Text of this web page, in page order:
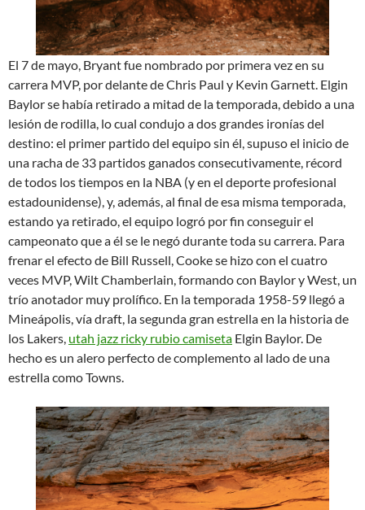
El 7 de mayo, Bryant fue nombrado por primera vez en su
carrera MVP, por delante de Chris Paul y Kevin Garnett. Elgin
Baylor se había retirado a mitad de la temporada, debido a una
lesión de rodilla, lo cual condujo a dos grandes ironías del
destino: el primer partido del equipo sin él, supuso el inicio de
una racha de 33 partidos ganados consecutivamente, récord
de todos los tiempos en la NBA (y en el deporte profesional
estadounidense), y, además, al final de esa misma temporada,
estando ya retirado, el equipo logró por fin conseguir el
campeonato que a él se le negó durante toda su carrera. Para
frenar el efecto de Bill Russell, Cooke se hizo con el cuatro
veces MVP, Wilt Chamberlain, formando con Baylor y West, un
trío anotador muy prolífico. En la temporada 1958-59 llegó a
Mineápolis, vía draft, la segunda gran estrella en la historia de
los Lakers, utah jazz ricky rubio camiseta Elgin Baylor. De
hecho es un alero perfecto de complemento al lado de una
estrella como Towns.